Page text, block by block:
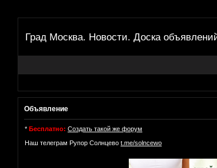
Град Москва. Новости. Доска
Объявление
* Бесплатно: Создать такой же форум
Наш телеграм Рупор Солнцево t.me/solncewo